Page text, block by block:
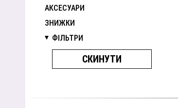
АКСЕСУАРИ
ЗНИЖКИ
ФІЛЬТРИ
СКИНУТИ